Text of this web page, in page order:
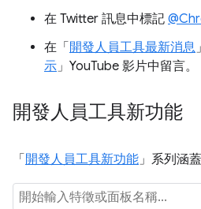
在 Twitter 訊息中標記
在「 開發人員工具最新消息
示」YouTube 影片中留言。
開發人員工具新功能
「 開發人員工具新功能」系列涵